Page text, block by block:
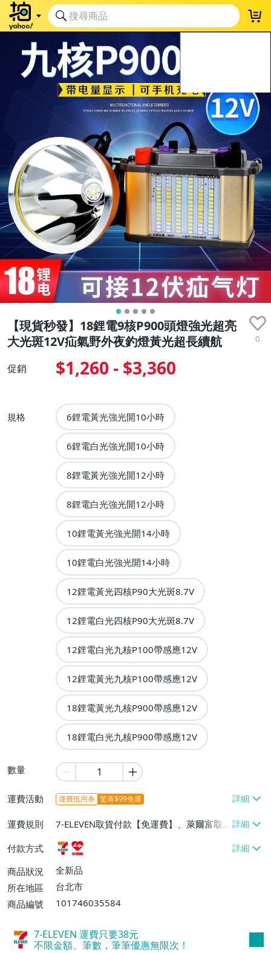
【現貨秒發】18鋰電9核P900頭燈強光超亮
大光斑12V疝氣野外夜釣燈黃光超長續航
0
促銷 $1,260 - $3,360
規格 6鋰電黃光強光開10小時
6鋰電白光強光開10小時
8鋰電黃光強光開12小時
8鋰電白光強光開12小時
10鋰電黃光強光開14小時
10鋰電白光強光開14小時
12鋰電黃光四核P90大光斑8.7V
12鋰電白光四核P90大光斑8.7V
12鋰電白光九核P100帶感應12V
12鋰電黃光九核P100帶感應12V
18鋰電黃光九核P900帶感應12V
18鋰電白光九核P900帶感應12V
數量
運費活動 運費抵用券 驚喜$99免運
運費規則
7-ELEVEN取貨付款【免運費】、萊爾富取
貨付款【免運費】
付款方式
商品狀況
全新品
所在地區
台北市
商品編號
101746035584
7-ELEVEN 運費只要38元
不限金額、筆數，筆筆優惠無限次！